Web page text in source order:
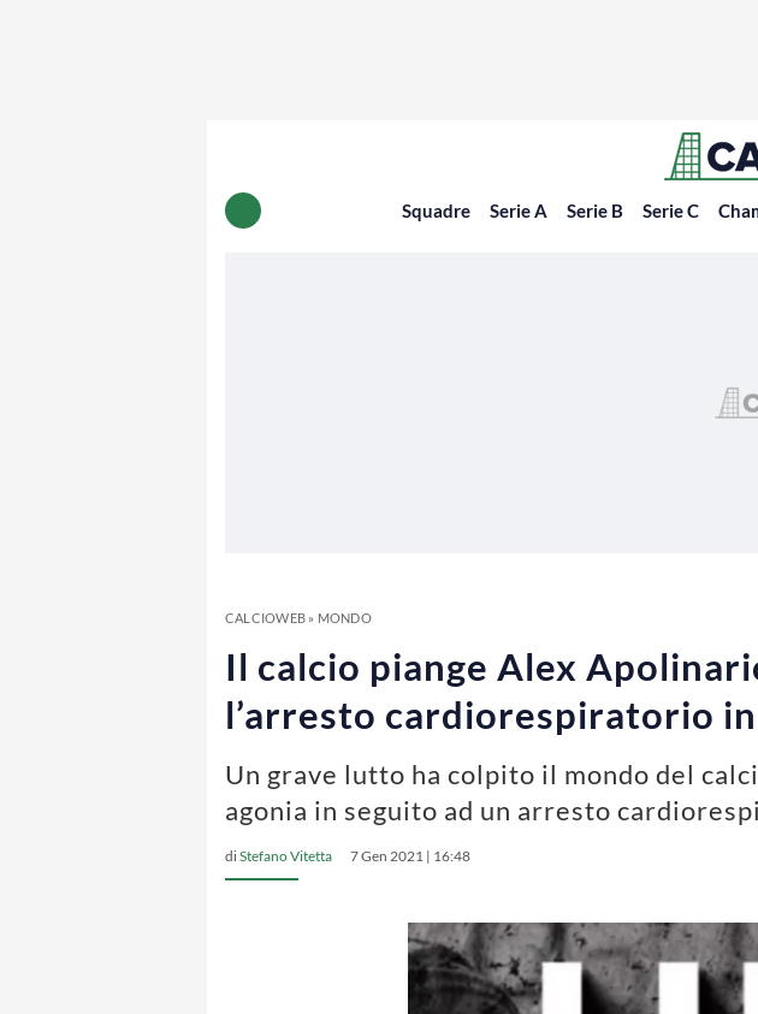
Squadre Serie A Serie B Serie C
CALCIOWEB» MONDO
Il calcio piange Alex
l’arresto cardiorespiratorio
Un grave lutto ha colpito il mondo del
agonia in seguito ad un arresto
diStefano Vitetta 7 Gen 2021 | 16:48